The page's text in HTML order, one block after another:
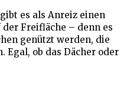
es als Anreiz einen
Freifläche – denn es
genützt werden, die
Egal, ob das Dächer oder